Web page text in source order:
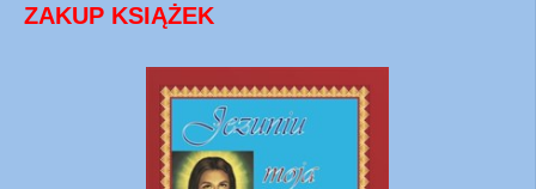
ZAKUP KSIĄŻEK